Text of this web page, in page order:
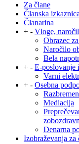
Za člane
Članska izkaznica
Članarina
+ - Vloge,
Obrazec
Naročilo
Bela
+ - E-poslovanje
Varni
+ - Osebna
Mediacija
Denarna
Izobraževanja za